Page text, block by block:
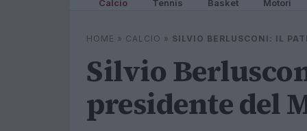
Calcio Tennis Basket Motori
HOME » CALCIO » SILVIO BERLUSCONI: IL
Silvio
presidente del